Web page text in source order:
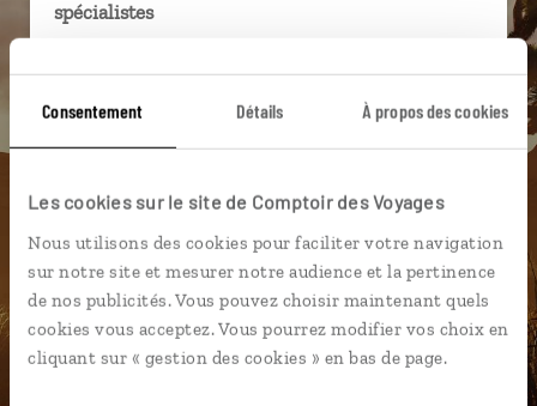
Consentement Détails À propos des cookies
Les cookies sur le site de Comptoir des Voyages
Nous utilisons des cookies pour faciliter votre navigation
sur notre site et mesurer notre audience et la pertinence
de nos publicités. Vous pouvez choisir maintenant quels
cookies vous acceptez. Vous pourrez modifier vos choix en
cliquant sur « gestion des cookies » en bas de page.
spécialistes
téléphone.
Vous gardez le même interlocuteur avant,
pendant et après votre voyage.